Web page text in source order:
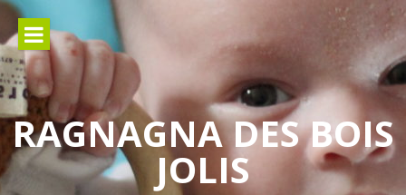
Aller
contenu
RAGNAGNA DES BOIS
JOLIS